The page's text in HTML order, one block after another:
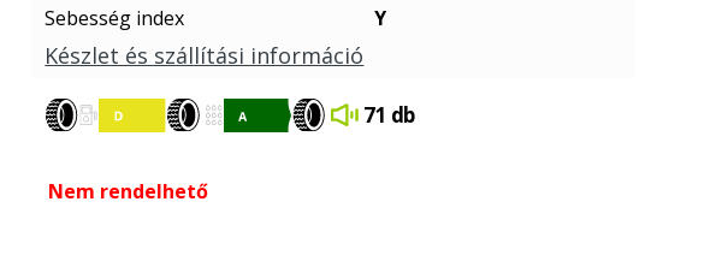
Sebesség index
Y
Készlet és szállítási információ
71 db
Nem rendelhető